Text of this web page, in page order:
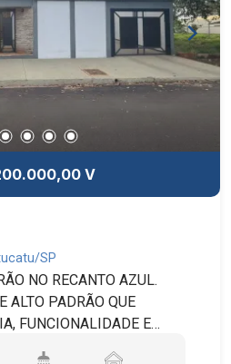
COM LAVANDERIA,
DE DESPEJO) E UMA
COBERTA COM
DE CONVIVÊNCIA.
GOSTA DE
CONSTRUIR UMA
UMA VISITA, AGORA MESMO.
V
SP
NO RECANTO AZUL.
ALTO PADRÃO QUE
FUNCIONALIDADE E